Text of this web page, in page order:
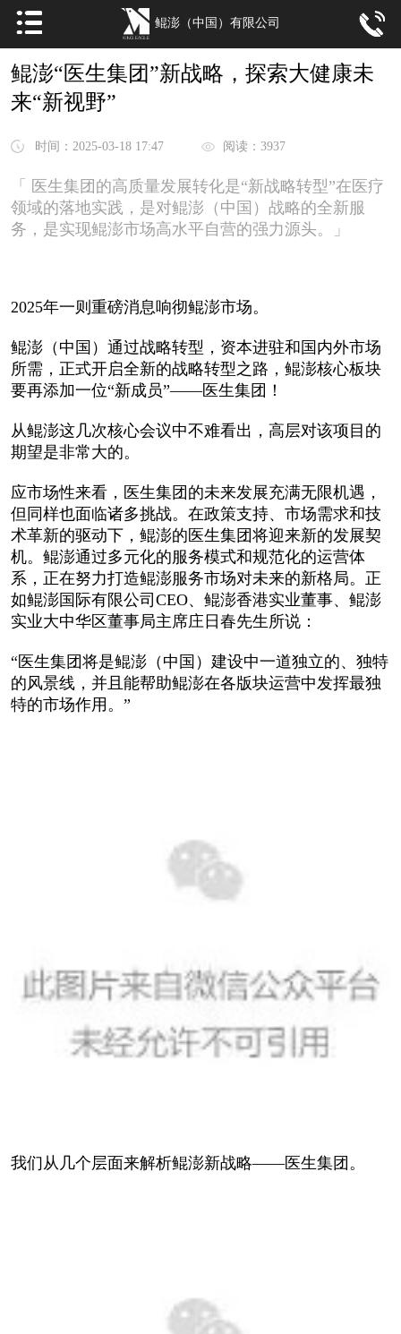
鲲澎（中国）有限公司
鲲澎“医生集团”新战略，探索大健康未
来“新视野”
时间：2025-03-18 17:47 阅读：3937
「 医生集团的高质量发展转化是“新战略转型”在医疗
领域的落地实践，是对鲲澎（中国）战略的全新服
务，是实现鲲澎市场高水平自营的强力源头。」
2025年一则重磅消息响彻鲲澎市场。
鲲澎（中国）通过战略转型，资本进驻和国内外市场
所需，正式开启全新的战略转型之路，鲲澎核心板块
要再添加一位“新成员”——医生集团！
从鲲澎这几次核心会议中不难看出，高层对该项目的
期望是非常大的。
应市场性来看，医生集团的未来发展充满无限机遇，
但同样也面临诸多挑战。在政策支持、市场需求和技
术革新的驱动下，鲲澎的医生集团将迎来新的发展契
机。鲲澎通过多元化的服务模式和规范化的运营体
系，正在努力打造鲲澎服务市场对未来的新格局。正
如鲲澎国际有限公司CEO、鲲澎香港实业董事、鲲澎
实业大中华区董事局主席庄日春先生所说：
“医生集团将是鲲澎（中国）建设中一道独立的、独特
的风景线，并且能帮助鲲澎在各版块运营中发挥最独
特的市场作用。”
我们从几个层面来解析鲲澎新战略——医生集团。